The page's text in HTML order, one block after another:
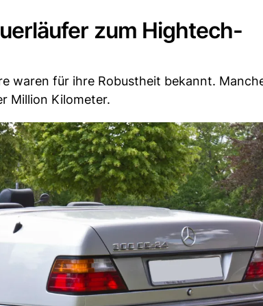
zum Hightech-
waren für ihre Robustheit bekannt.
Million Kilometer.